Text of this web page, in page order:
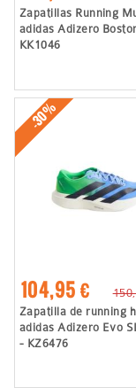
Zapatillas Running
adidas Adizero
KK1046
-30%
104,95 €
Zapatilla de running
adidas Adizero Evo
- KZ6476